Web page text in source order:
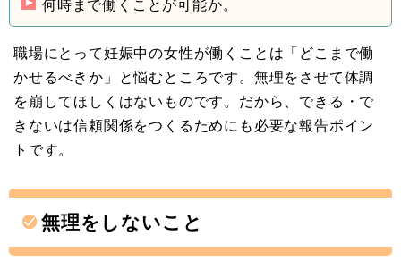
何時まで働くことが可能か。
職場にとって妊娠中の女性が働くことは「どこまで働
かせるべきか」と悩むところです。無理をさせて体調
を崩してほしくはないものです。だから、できる・で
きないは信頼関係をつくるためにも必要な報告ポイン
トです。
無理をしないこと